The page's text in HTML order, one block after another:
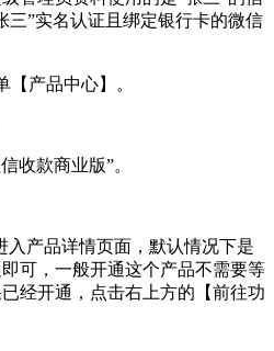
三”实名认证且绑定银行卡的微信
产品中心】。
收款商业版”。
入产品详情页面，默认情况下是
可，一般开通这个产品不需要等
经开通，点击右上方的【前往功